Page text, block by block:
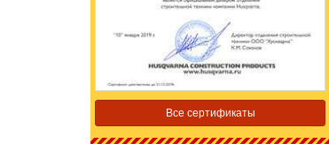
Все сертификаты